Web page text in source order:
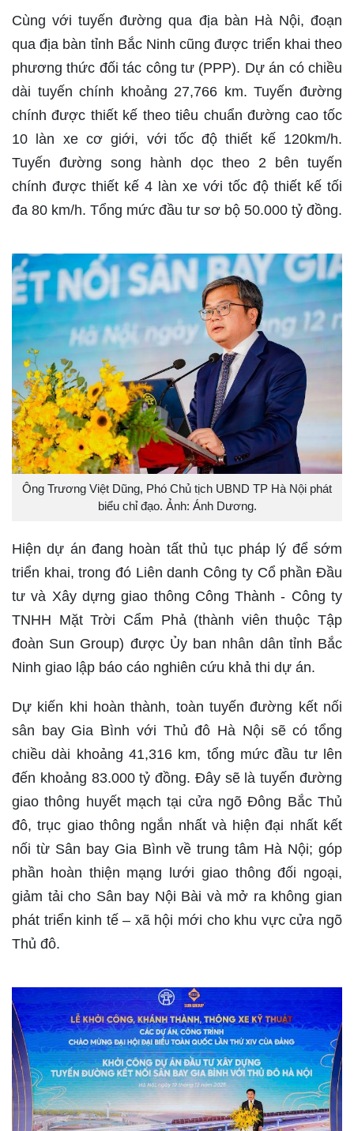
Cùng với tuyến đường qua địa bàn Hà Nội, đoạn
qua địa bàn tỉnh Bắc Ninh cũng được triển khai theo
phương thức đối tác công tư (PPP). Dự án có chiều
dài tuyến chính khoảng 27,766 km. Tuyến đường
chính được thiết kế theo tiêu chuẩn đường cao tốc
10 làn xe cơ giới, với tốc độ thiết kế 120km/h.
Tuyến đường song hành dọc theo 2 bên tuyến
chính được thiết kế 4 làn xe với tốc độ thiết kế tối
đa 80 km/h. Tổng mức đầu tư sơ bộ 50.000 tỷ đồng.
Ông Trương Việt Dũng, Phó Chủ tịch UBND TP Hà Nội phát
biểu chỉ đạo. Ảnh: Ánh Dương.
Hiện dự án đang hoàn tất thủ tục pháp lý để sớm
triển khai, trong đó Liên danh Công ty Cổ phần Đầu
tư và Xây dựng giao thông Công Thành - Công ty
TNHH Mặt Trời Cẩm Phả (thành viên thuộc Tập
đoàn Sun Group) được Ủy ban nhân dân tỉnh Bắc
Ninh giao lập báo cáo nghiên cứu khả thi dự án.
Dự kiến khi hoàn thành, toàn tuyến đường kết nối
sân bay Gia Bình với Thủ đô Hà Nội sẽ có tổng
chiều dài khoảng 41,316 km, tổng mức đầu tư lên
đến khoảng 83.000 tỷ đồng. Đây sẽ là tuyến đường
giao thông huyết mạch tại cửa ngõ Đông Bắc Thủ
đô, trục giao thông ngắn nhất và hiện đại nhất kết
nối từ Sân bay Gia Bình về trung tâm Hà Nội; góp
phần hoàn thiện mạng lưới giao thông đối ngoại,
giảm tải cho Sân bay Nội Bài và mở ra không gian
phát triển kinh tế – xã hội mới cho khu vực cửa ngõ
Thủ đô.